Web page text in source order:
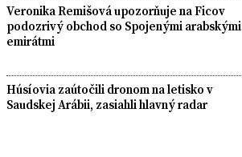
Veronika Remišová upozorňuje na Ficov
podozrivý obchod so Spojenými arabskými
emirátmi
Húsíovia zaútočili dronom na letisko v
Saudskej Arábii, zasiahli hlavný radar